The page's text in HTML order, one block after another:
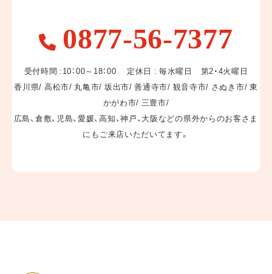
香川県綾歌郡宇多津町浜二番丁12-1
営業日 :10:00～18:00
0877-56-7377
受付時間 :10：00～18：00 定休日 : 毎水曜日 第2・4火曜日
香川県/ 高松市/ 丸亀市/ 坂出市/ 善通寺市/ 観音寺市/ さぬき市/ 東
かがわ市/ 三豊市/
広島、倉敷、児島、愛媛、高知、神戸、大阪などの県外からのお客さま
にもご来店いただいてます。